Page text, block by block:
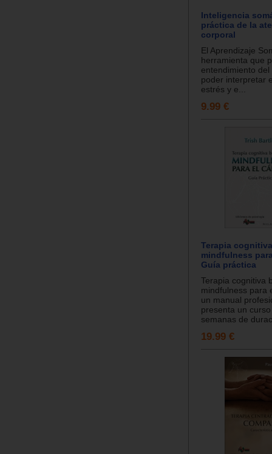
Inteligencia
práctica de la
corporal
El Aprendizaje
herramienta que
entendimiento
poder interpretar
estrés y e...
9.99 €
Terapia
mindfulness
Guía práctica
Terapia cognitiva
mindfulness para
un manual
presenta un
semanas de
19.99 €